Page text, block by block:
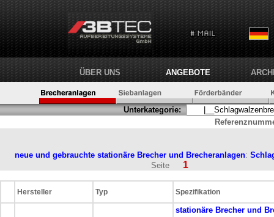
ÜBER UNS ANGEBOTE
Unterkategorie:
neue und gebrauchte stationäre Brecher und Brecheranlagen:
Seite
1
Hersteller Typ Spezifikation
stationäre Brecher und